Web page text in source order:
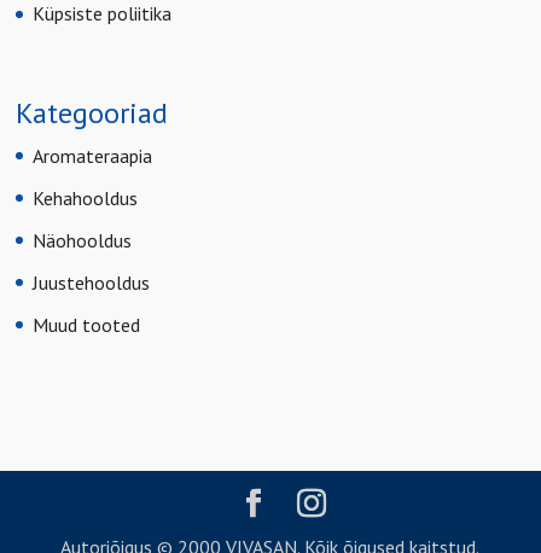
Küpsiste poliitika
Kategooriad
Aromateraapia
Kehahooldus
Näohooldus
Juustehooldus
Muud tooted
Autoriõigus © 2000 VIVASAN. Kõik õigused kaitstud.